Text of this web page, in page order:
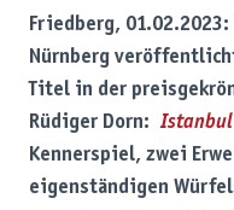
Friedberg,
Nürnberg
Titel in der
Rüdiger Dorn:Istanbul
Kennerspiel, zwei
eigenständigen